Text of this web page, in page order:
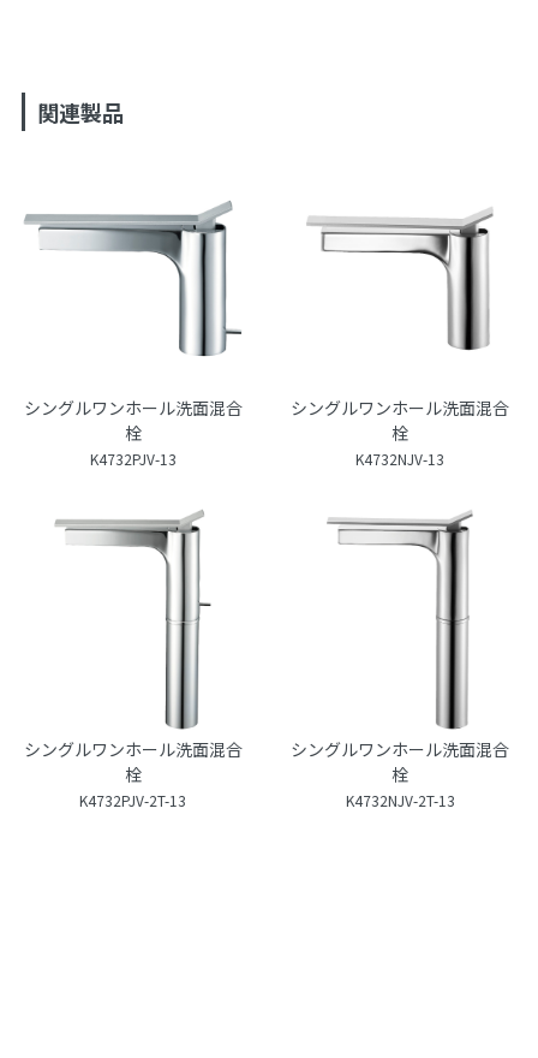
関連製品
シングルワンホール洗面混合
栓
K4732PJV-13
シングルワンホール洗面混合
栓
K4732NJV-13
シングルワンホール洗面混合
栓
K4732PJV-2T-13
シングルワンホール洗面混合
栓
K4732NJV-2T-13